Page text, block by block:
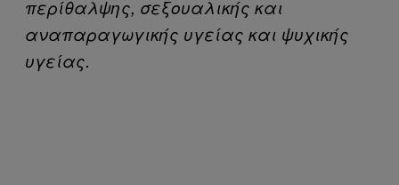
περίθαλψης, σεξουαλικής και
αναπαραγωγικής υγείας και ψυχικής
υγείας.